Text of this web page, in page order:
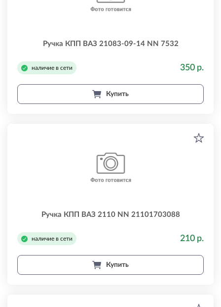
Ручка КПП ВАЗ 21083-09-14 NN 7532
наличие в сети 350 р.
Купить
Ручка КПП ВАЗ 2110 NN 21101703088
наличие в сети 210 р.
Купить